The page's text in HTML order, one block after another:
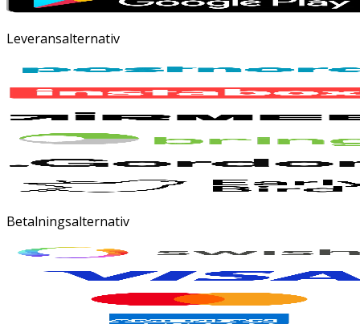
Leveransalternativ
Betalningsalternativ